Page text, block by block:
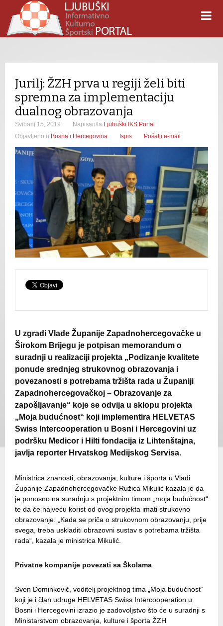
Jurilj: ŽZH prva u regiji želi biti
spremna za implementaciju
dualnog obrazovanja
Svibanj 15, 2019 Napisao/la Ljubuški IKS Portal
Objavljeno u Bosna i Hercegovina Ispis Pošalji e-mail
U zgradi Vlade Županije Zapadnohercegovačke u
Širokom Brijegu je potpisan memorandum o
suradnji u realizaciji projekta „Podizanje kvalitete
ponude srednjeg strukovnog obrazovanja i
povezanosti s potrebama tržišta rada u Županiji
Zapadnohercegovačkoj – Obrazovanje za
zapošljavanje“ koje se odvija u sklopu projekta
„Moja budućnost“ koji implementira HELVETAS
Swiss Intercooperation u Bosni i Hercegovini uz
podršku Medicor i Hilti fondacija iz Lihtenštajna,
javlja reporter Hrvatskog Medijskog Servisa.
Ministrica znanosti, obrazovanja, kulture i športa u Vladi
Županije Zapadnohercegovačke Ružica Mikulić kazala je da
je ponosno na suradnju s projektnim timom „moja budućnost“
te da će najveću korist od ovog projekta imati strukovno
obrazovanje. „Kada se priča o strukovnom obrazovanju, prije
svega, treba uskladiti obrazovni sustav s potrebama tržišta
rada“, kazala je ministrica Mikulić.
Privatne kompanije povezati sa Školama
Sven Dominković, voditelj projektnog tima „Moja budućnost“
koji je i član udruge HELVETAS Swiss Intercooperation u
Bosni i Hercegovini izrazio je zadovoljstvo što će u suradnji s
Ministarstvom obrazovanja, kulture i športa ŽZH